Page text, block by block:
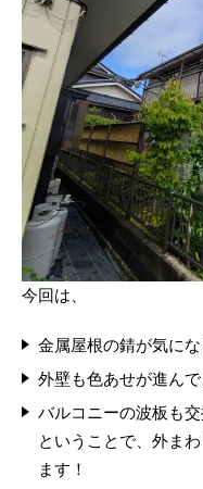
今回は、
金属屋根の錆が気にな
外壁も色あせが進んで
バルコニーの波板も
ということで、外ま
ます！